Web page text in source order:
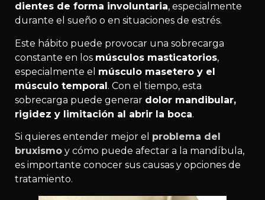
dientes de forma involuntaria, especialmente
durante el sueño o en situaciones de estrés.
Este hábito puede provocar una sobrecarga
constante en los músculos masticatorios,
especialmente el músculo masetero y el
músculo temporal. Con el tiempo, esta
sobrecarga puede generar dolor mandibular,
rigidez y limitación al abrir la boca.
Si quieres entender mejor el problema del
bruxismo y cómo puede afectar a la mandíbula,
es importante conocer sus causas y opciones de
tratamiento.